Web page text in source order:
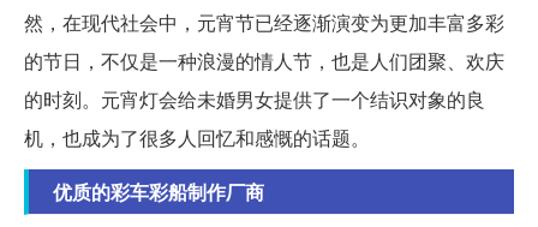
然，在现代社会中，元宵节已经逐渐演变为更加丰富多彩
的节日，不仅是一种浪漫的情人节，也是人们团聚、欢庆
的时刻。元宵灯会给未婚男女提供了一个结识对象的良
机，也成为了很多人回忆和感慨的话题。
优质的彩车彩船制作厂商